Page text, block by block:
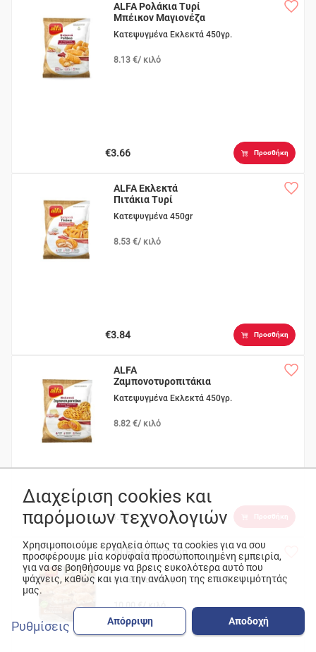
ALFA Ρολάκια Τυρί
Μπέικον Μαγιονέζα
Κατεψυγμένα Εκλεκτά 450γρ.
8.13 €/ κιλό
€3.66 Προσθήκη
ALFA Εκλεκτά
Πιτάκια Τυρί
Γαλοπούλα
Κατεψυγμένα 450gr
8.53 €/ κιλό
€3.84 Προσθήκη
ALFA
Ζαμπονοτυροπιτάκια
Κασέρι Σως
Κατεψυγμένα Εκλεκτά 450γρ.
8.82 €/ κιλό
€3.97
ALFA Χωριάτικη
Κοτόπιτα 900γρ
10.00 €/ κιλό
Διαχείριση cookies και
παρόμοιων τεχνολογιών
Χρησιμοποιούμε εργαλεία όπως τα cookies για να σου
προσφέρουμε μία κορυφαία προσωποποιημένη εμπειρία,
για να σε βοηθήσουμε να βρεις ευκολότερα αυτό που
ψάχνεις, καθώς και για την ανάλυση της επισκεψιμότητάς
μας.
Ρυθμίσεις Απόρριψη Αποδοχή